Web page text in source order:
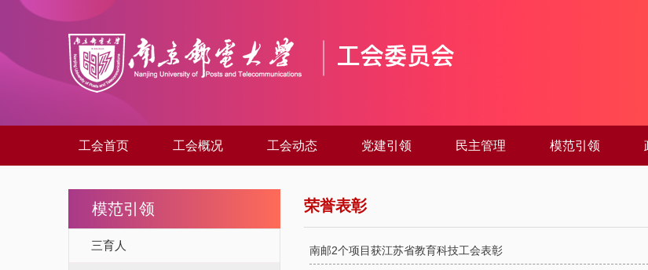
工会首页 工会概况 工会动态 党建引领 民主管理 模范引领
模范引领
三育人
荣誉表彰
南邮2个项目获江苏省教育科技工会表彰